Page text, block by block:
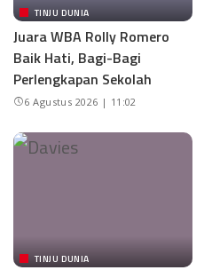
TINJU DUNIA
Juara WBA Rolly Romero
Baik Hati, Bagi-Bagi
Perlengkapan Sekolah
6 Agustus 2026 | 11:02
TINJU DUNIA